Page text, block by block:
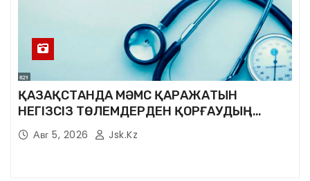
ҚАЗАҚСТАНДА МӘМС ҚАРАЖАТЫН
НЕГІЗСІЗ ТӨЛЕМДЕРДЕН ҚОРҒАУДЫҢ
ЖАҢА ЖҮЙЕСІ ҚҰРЫЛУДА
Авг 5, 2026 Jsk.kz